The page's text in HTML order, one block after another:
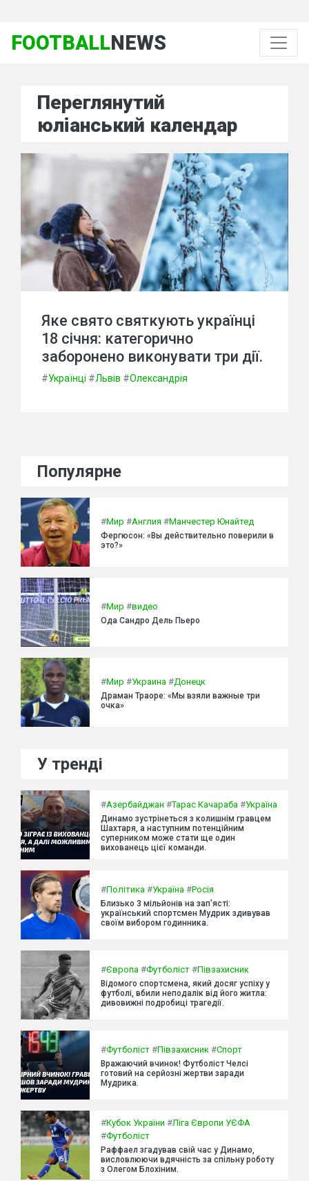
FOOTBALLNEWS
Переглянутий
юліанський календар
Яке свято святкують українці
18 січня: категорично
заборонено виконувати три дії.
#Українці #Львів #Олександрія
Популярне
#Мир #Англия #Манчестер Юнайтед
Фергюсон: «Вы действительно поверили в
это?»
#Мир #видео
Ода Сандро Дель Пьеро
#Мир #Украина #Донецк
Драман Траоре: «Мы взяли важные три
очка»
У тренді
#Азербайджан #Тарас Качараба #Україна
Динамо зустрінеться з колишнім гравцем
Шахтаря, а наступним потенційним
суперником може стати ще один
вихованець цієї команди.
#Політика #Україна #Росія
Близько 3 мільйонів на зап'ясті:
український спортсмен Мудрик здивував
своїм вибором годинника.
#Європа #Футболіст #Півзахисник
Відомого спортсмена, який досяг успіху у
футболі, вбили неподалік від його житла:
дивовижні подробиці трагедії.
#Футболіст #Півзахисник #Спорт
Вражаючий вчинок! Футболіст Челсі
готовий на серйозні жертви заради
Мудрика.
#Кубок України #Ліга Європи УЄФА
#Футболіст
Раффаел згадував свій час у Динамо,
висловлюючи вдячність за спільну роботу
з Олегом Блохіним.